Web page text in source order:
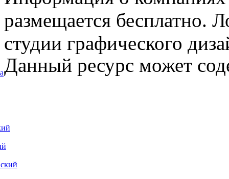
размещается бесплатно.
студии графического
Данный ресурс может